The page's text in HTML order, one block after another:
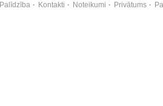
Palīdzība Kontakti Noteikumi Privātums